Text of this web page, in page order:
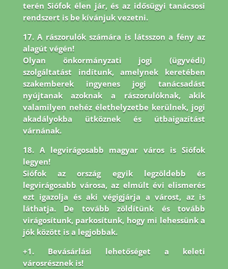
terén Siófok élen jár,és az idősügyi tanácsosi
rendszert is be kívánjuk vezetni.
17. A rászorulók számára is látsszon a fény az
alagút végén!
Olyan önkormányzati jogi (ügyvédi)
szolgáltatást indítunk, amelynek keretében
szakemberek ingyenes jogi tanácsadást
nyújtanak azoknak a rászorulóknak, akik
valamilyen nehéz élethelyzetbe kerülnek, jogi
akadályokba ütköznek és útbaigazítást
várnának.
18. A legvirágosabb magyar város is Siófok
legyen!
Siófok az ország egyik legzöldebb és
legvirágosabb városa, az elmúlt évi elismerés
ezt igazolja és aki végigjárja a várost, az is
láthatja. De tovább zöldítünk és tovább
virágosítunk, parkosítunk, hogy mi lehessünk a
jók között is a legjobbak.
+1. Bevásárlási lehetőséget a keleti
városrésznek is!